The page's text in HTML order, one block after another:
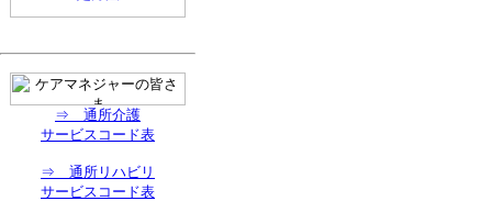
⇒ 通所介護
サービスコード表
⇒ 通所リハビリ
サービスコード表